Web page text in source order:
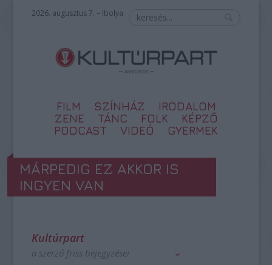
2026. augusztus 7. – Ibolya
FILM SZÍNHÁZ
IRODALOM
ZENE
TÁNC FOLK
KÉPZŐ
PODCAST
VIDEÓ GYERMEK
MÁRPEDIG EZ AKKOR IS
INGYEN VAN
Kultúrpart
a szerző friss bejegyzései